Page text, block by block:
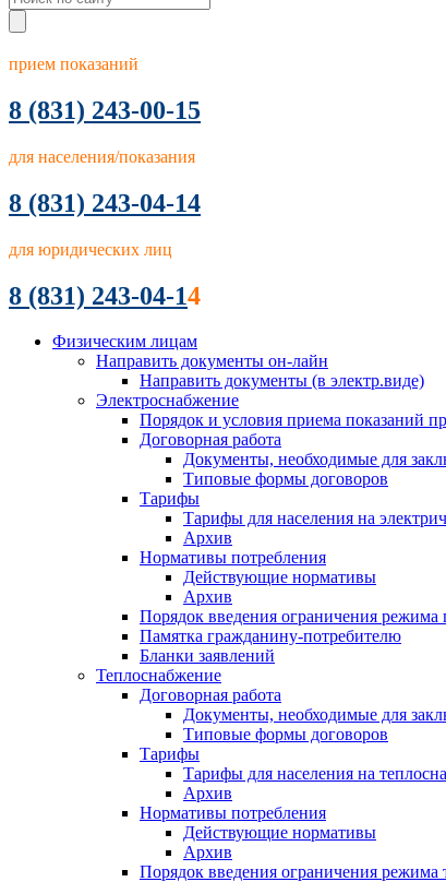
прием показаний
8 (831) 243-00-15
для населения/показания
8 (831) 243-04-14
для юридических лиц
8 (831) 243-04-14
Физическим лицам
Направить документы он-лайн
Направить документы (в электр.виде)
Электроснабжение
Порядок и условия приема показаний
Договорная работа
Документы, необходимые для
Типовые формы договоров
Тарифы
Тарифы для населения на
Архив
Нормативы потребления
Действующие нормативы
Архив
Порядок введения ограничения режима
Памятка гражданину-потребителю
Бланки заявлений
Теплоснабжение
Договорная работа
Документы, необходимые для
Типовые формы договоров
Тарифы
Тарифы для населения на
Архив
Нормативы потребления
Действующие нормативы
Архив
Порядок введения ограничения режима